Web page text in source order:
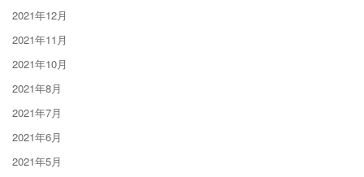
2021年12月
2021年11月
2021年10月
2021年8月
2021年7月
2021年6月
2021年5月